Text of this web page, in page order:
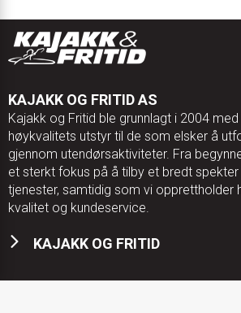
KAJAKK OG FRITID AS
Kajakk og Fritid ble grunnlagt i 2004
høykvalitets utstyr til de som elsker å
gjennom utendørsaktiviteter. Fra
et sterkt fokus på å tilby et bredt
tjenester, samtidig som vi opprettholder
kvalitet og kundeservice.
KAJAKK OG FRITID